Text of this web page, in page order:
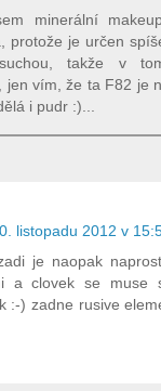
minerální
protože je určen
takže v
jen vím, že ta F82 je
i pudr :)...
listopadu 2012 v
je naopak
a clovek se muse
:-) zadne rusive